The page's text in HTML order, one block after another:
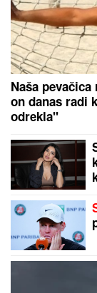
Naša
on danas radi
odrekla"